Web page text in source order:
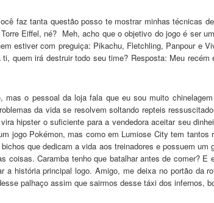
faz tanta questão posso te mostrar minhas técnicas
Eiffel, né? Meh, acho que o objetivo do jogo é ser
estiver com preguiça: Pikachu, Fletchling, Panpour e
quem irá destruir todo seu time? Resposta: Meu recém
o pessoal da loja fala que eu sou muito
da vida se resolvem soltando repteis
hipster o suficiente para a vendedora aceitar seu
jogo Pokémon, mas como em Lumiose City tem tantos
que dedicam a vida aos treinadores e possuem um
Caramba tenho que batalhar antes de comer? E
história principal logo. Amigo, me deixa no portão da
palhaço assim que sairmos desse táxi dos infernos,